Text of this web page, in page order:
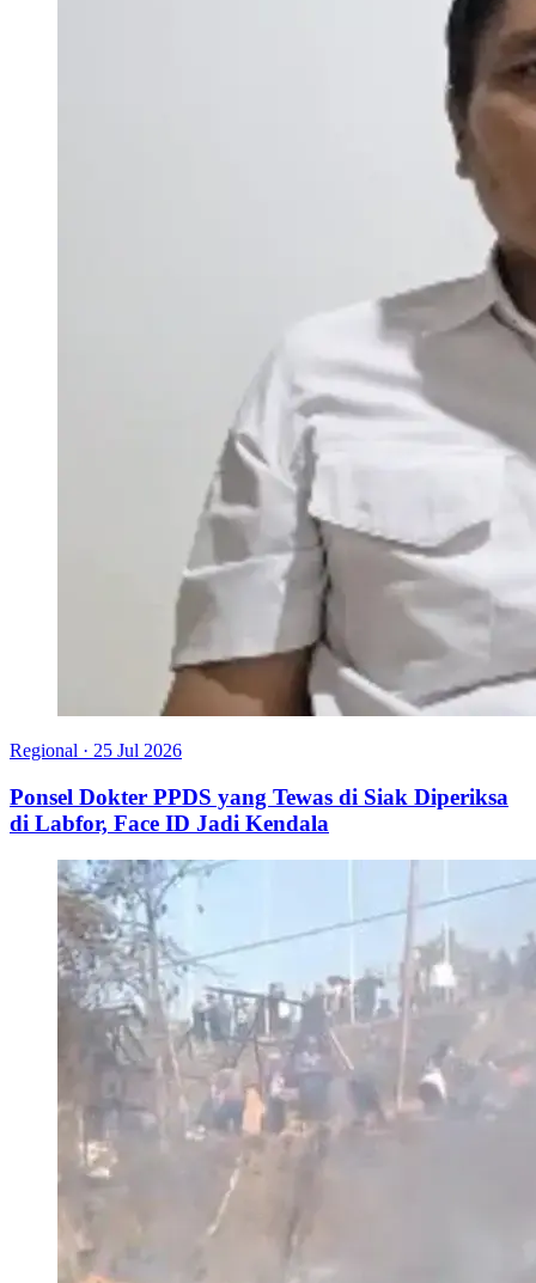
Regional · 25 Jul 2026
Ponsel Dokter PPDS yang Tewas di Siak Diperiksa
di Labfor, Face ID Jadi Kendala